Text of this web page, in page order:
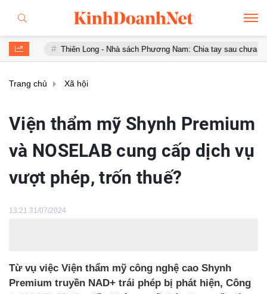
Thiên Long - Nhà sách Phương Nam: Chia tay sau chưa đầy 1 năm 'hợp
Trang chủ Xã hội
Viện thẩm mỹ Shynh Premium
và NOSELAB cung cấp dịch vụ
vượt phép, trốn thuế?
13:21 31/07/2024
Từ vụ việc Viện thẩm mỹ công nghệ cao Shynh
Premium truyền NAD+ trái phép bị phát hiện, Công